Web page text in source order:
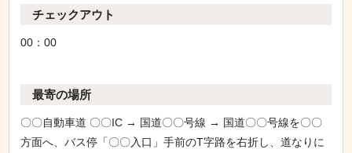
チェックアウト
00：00
最寄の場所
〇〇自動車道 〇〇IC → 国道〇〇号線 → 国道〇〇号線を〇〇
方面へ、バス停「〇〇入口」手前のT字路を右折し、道なりに